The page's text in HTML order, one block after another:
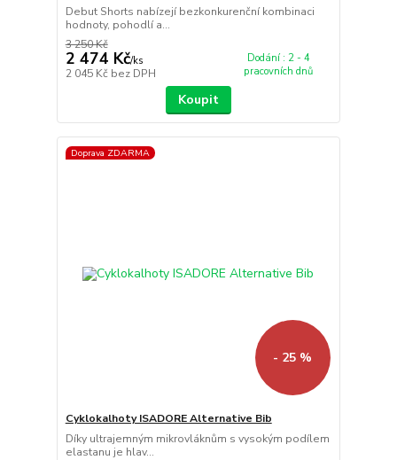
Debut Shorts nabízejí bezkonkurenční kombinaci
hodnoty, pohodlí a...
3 250 Kč
2 474 Kč/ks
2 045 Kč bez DPH
Dodání : 2 - 4
pracovních dnů
Koupit
Doprava ZDARMA
- 25 %
Cyklokalhoty ISADORE Alternative Bib
Díky ultrajemným mikrovláknům s vysokým podílem
elastanu je hlav...